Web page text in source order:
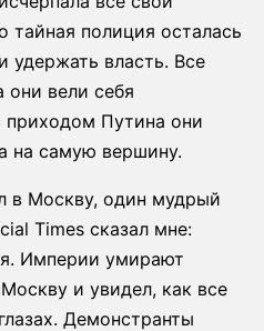
тайная полиция осталась
удержать власть. Все
они вели себя
приходом Путина они
на самую вершину.
в Москву, один мудрый
Times сказал мне:
Империи умирают
и увидел, как все
Демонстранты